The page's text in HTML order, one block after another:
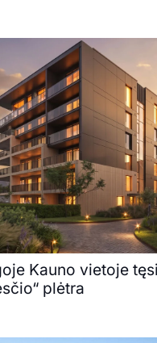
Kauno vietoje
plėtra